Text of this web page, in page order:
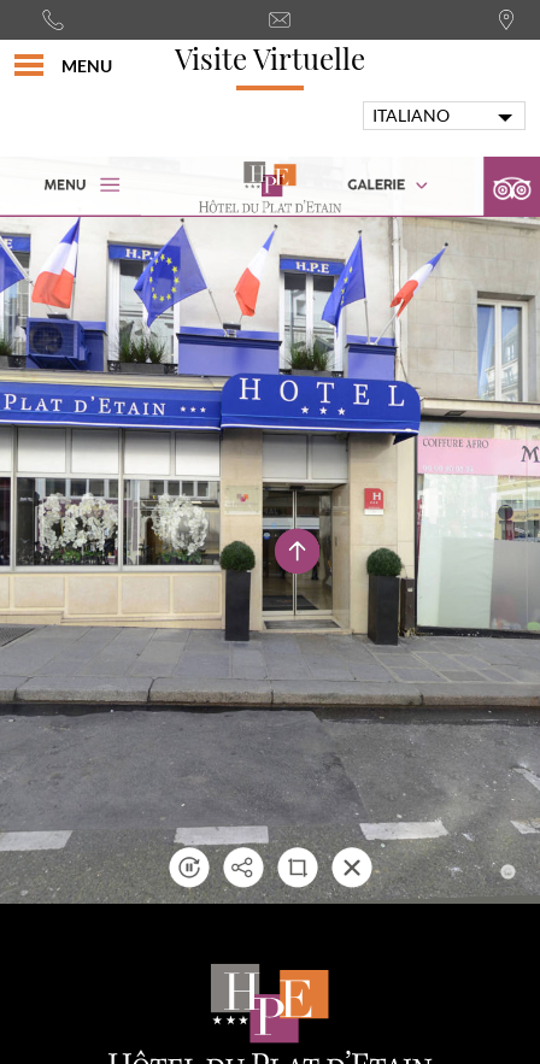
MENU
ITALIANO
ENGLISH
DEUTSCH
ESPAÑOL
Visite Virtuelle